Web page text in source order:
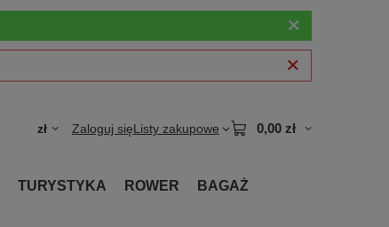
zł Zaloguj sięListy zakupowe 0,00 zł
TURYSTYKA ROWER
BAGAŻ